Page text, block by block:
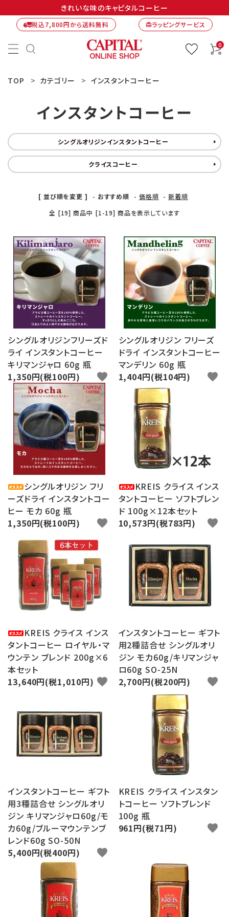
きれいな味のキャピタルコーヒー
税込7,800円から送料無料 card_giftcardラッピングサービス
0
ACCOUNT MENU
ようこそ ゲスト 様
ログイン 新規会員登録
search
Category
Contents
Information
TOP カテゴリー インスタントコーヒー
インスタントコーヒー
シングルオリジンインスタントコーヒー
クライスコーヒー
[ 並び順を変更 ] - おすすめ順 - 価格順 -新着順
全 [19] 商品中 [1-19] 商品を表示しています
シングルオリジンフリーズド
ライ インスタントコーヒー
キリマンジャロ 60g 瓶
1,350円(税100円)
favorite
シングルオリジン フリーズ
ドライ インスタントコーヒー
マンデリン 60g 瓶
1,404円(税104円)
favorite
シングルオリジン フリ
ーズドライ インスタントコー
ヒー モカ 60g 瓶
1,350円(税100円)
favorite
KREIS クライス インス
タントコーヒー ソフトブレン
ド 100g×12本セット
10,573円(税783円)
favorite
KREIS クライス インス
タントコーヒー ロイヤル・マ
ウンテン ブレンド 200g×6
本セット
13,640円(税1,010円) favorite
インスタントコーヒー ギフト
用2種詰合せ シングルオリ
ジン モカ60g/キリマンジャ
ロ60g SO-25N
2,700円(税200円)
favorite
インスタントコーヒー ギフト
用3種詰合せ シングルオリ
ジン キリマンジャロ60g/モ
カ60g/ブルーマウンテンブ
レンド60g SO-50N
5,400円(税400円)
favorite
KREIS クライス インスタン
トコーヒー ソフトブレンド
100g 瓶
961円(税71円)
favorite